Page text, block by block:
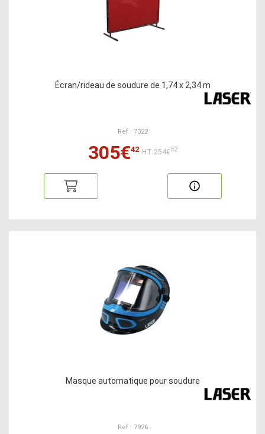
Écran/rideau de soudure de 1,74 x 2,34 m
Ref : 7322
305€42 HT:254€52
Masque automatique pour soudure
Ref : 7926